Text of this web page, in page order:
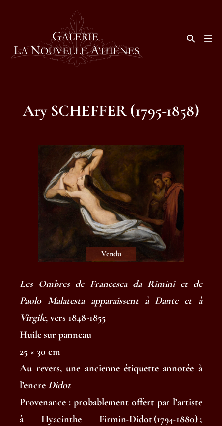
Basculer
Ary SCHEFFER (1795-1858)
Vendu
Les Ombres de Francesca da Rimini et de
Paolo Malatesta apparaissent à Dante et à
Virgile, vers 1848-1855
Huile sur panneau
25 × 30 cm
Au revers, une ancienne étiquette annotée à
l’encre Didot
Provenance : probablement offert par l’artiste
à Hyacinthe Firmin-Didot (1794-1880) ;